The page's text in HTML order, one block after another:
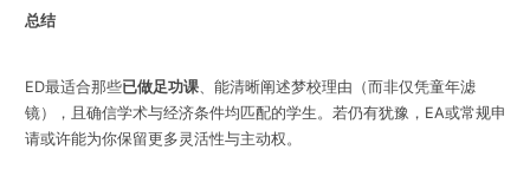
总结
ED最适合那些已做足功课、能清晰阐述梦校理由（而非仅凭童年滤
镜），且确信学术与经济条件均匹配的学生。若仍有犹豫，EA或常规申
请或许能为你保留更多灵活性与主动权。